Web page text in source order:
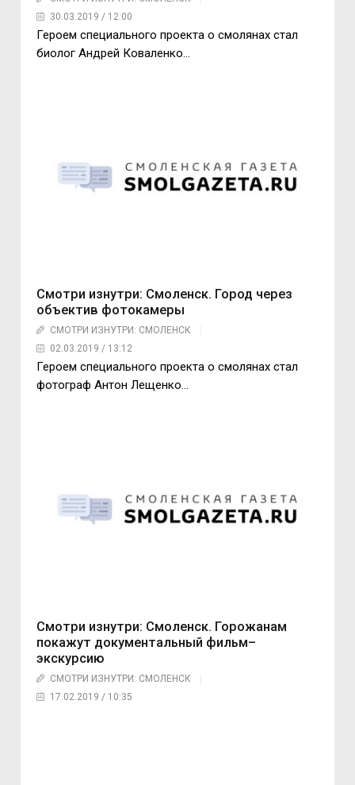
30.03.2019 / 12:00
Героем специального проекта о смолянах стал
биолог Андрей Коваленко…
Смотри изнутри: Смоленск. Город через
объектив фотокамеры
СМОТРИ ИЗНУТРИ: СМОЛЕНСК
02.03.2019 / 13:12
Героем специального проекта о смолянах стал
фотограф Антон Лещенко…
Смотри изнутри: Смоленск. Горожанам
покажут документальный фильм–
экскурсию
СМОТРИ ИЗНУТРИ: СМОЛЕНСК
17.02.2019 / 10:35